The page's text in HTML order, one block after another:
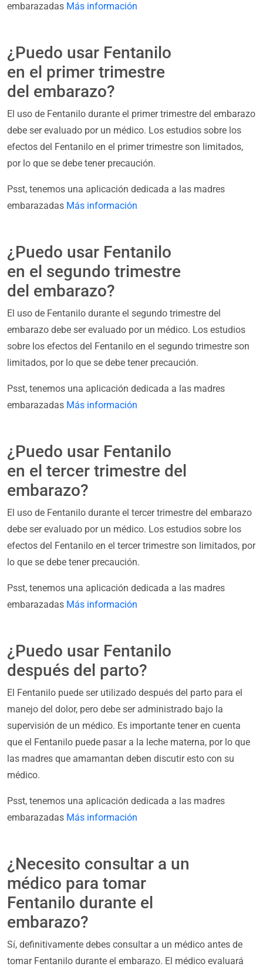
embarazadas Más información
¿Puedo usar Fentanilo
en el primer trimestre
del embarazo?
El uso de Fentanilo durante el primer trimestre del embarazo
debe ser evaluado por un médico. Los estudios sobre los
efectos del Fentanilo en el primer trimestre son limitados,
por lo que se debe tener precaución.
Psst, tenemos una aplicación dedicada a las madres
embarazadas Más información
¿Puedo usar Fentanilo
en el segundo trimestre
del embarazo?
El uso de Fentanilo durante el segundo trimestre del
embarazo debe ser evaluado por un médico. Los estudios
sobre los efectos del Fentanilo en el segundo trimestre son
limitados, por lo que se debe tener precaución.
Psst, tenemos una aplicación dedicada a las madres
embarazadas Más información
¿Puedo usar Fentanilo
en el tercer trimestre del
embarazo?
El uso de Fentanilo durante el tercer trimestre del embarazo
debe ser evaluado por un médico. Los estudios sobre los
efectos del Fentanilo en el tercer trimestre son limitados, por
lo que se debe tener precaución.
Psst, tenemos una aplicación dedicada a las madres
embarazadas Más información
¿Puedo usar Fentanilo
después del parto?
El Fentanilo puede ser utilizado después del parto para el
manejo del dolor, pero debe ser administrado bajo la
supervisión de un médico. Es importante tener en cuenta
que el Fentanilo puede pasar a la leche materna, por lo que
las madres que amamantan deben discutir esto con su
médico.
Psst, tenemos una aplicación dedicada a las madres
embarazadas Más información
¿Necesito consultar a un
médico para tomar
Fentanilo durante el
embarazo?
Sí, definitivamente debes consultar a un médico antes de
tomar Fentanilo durante el embarazo. El médico evaluará